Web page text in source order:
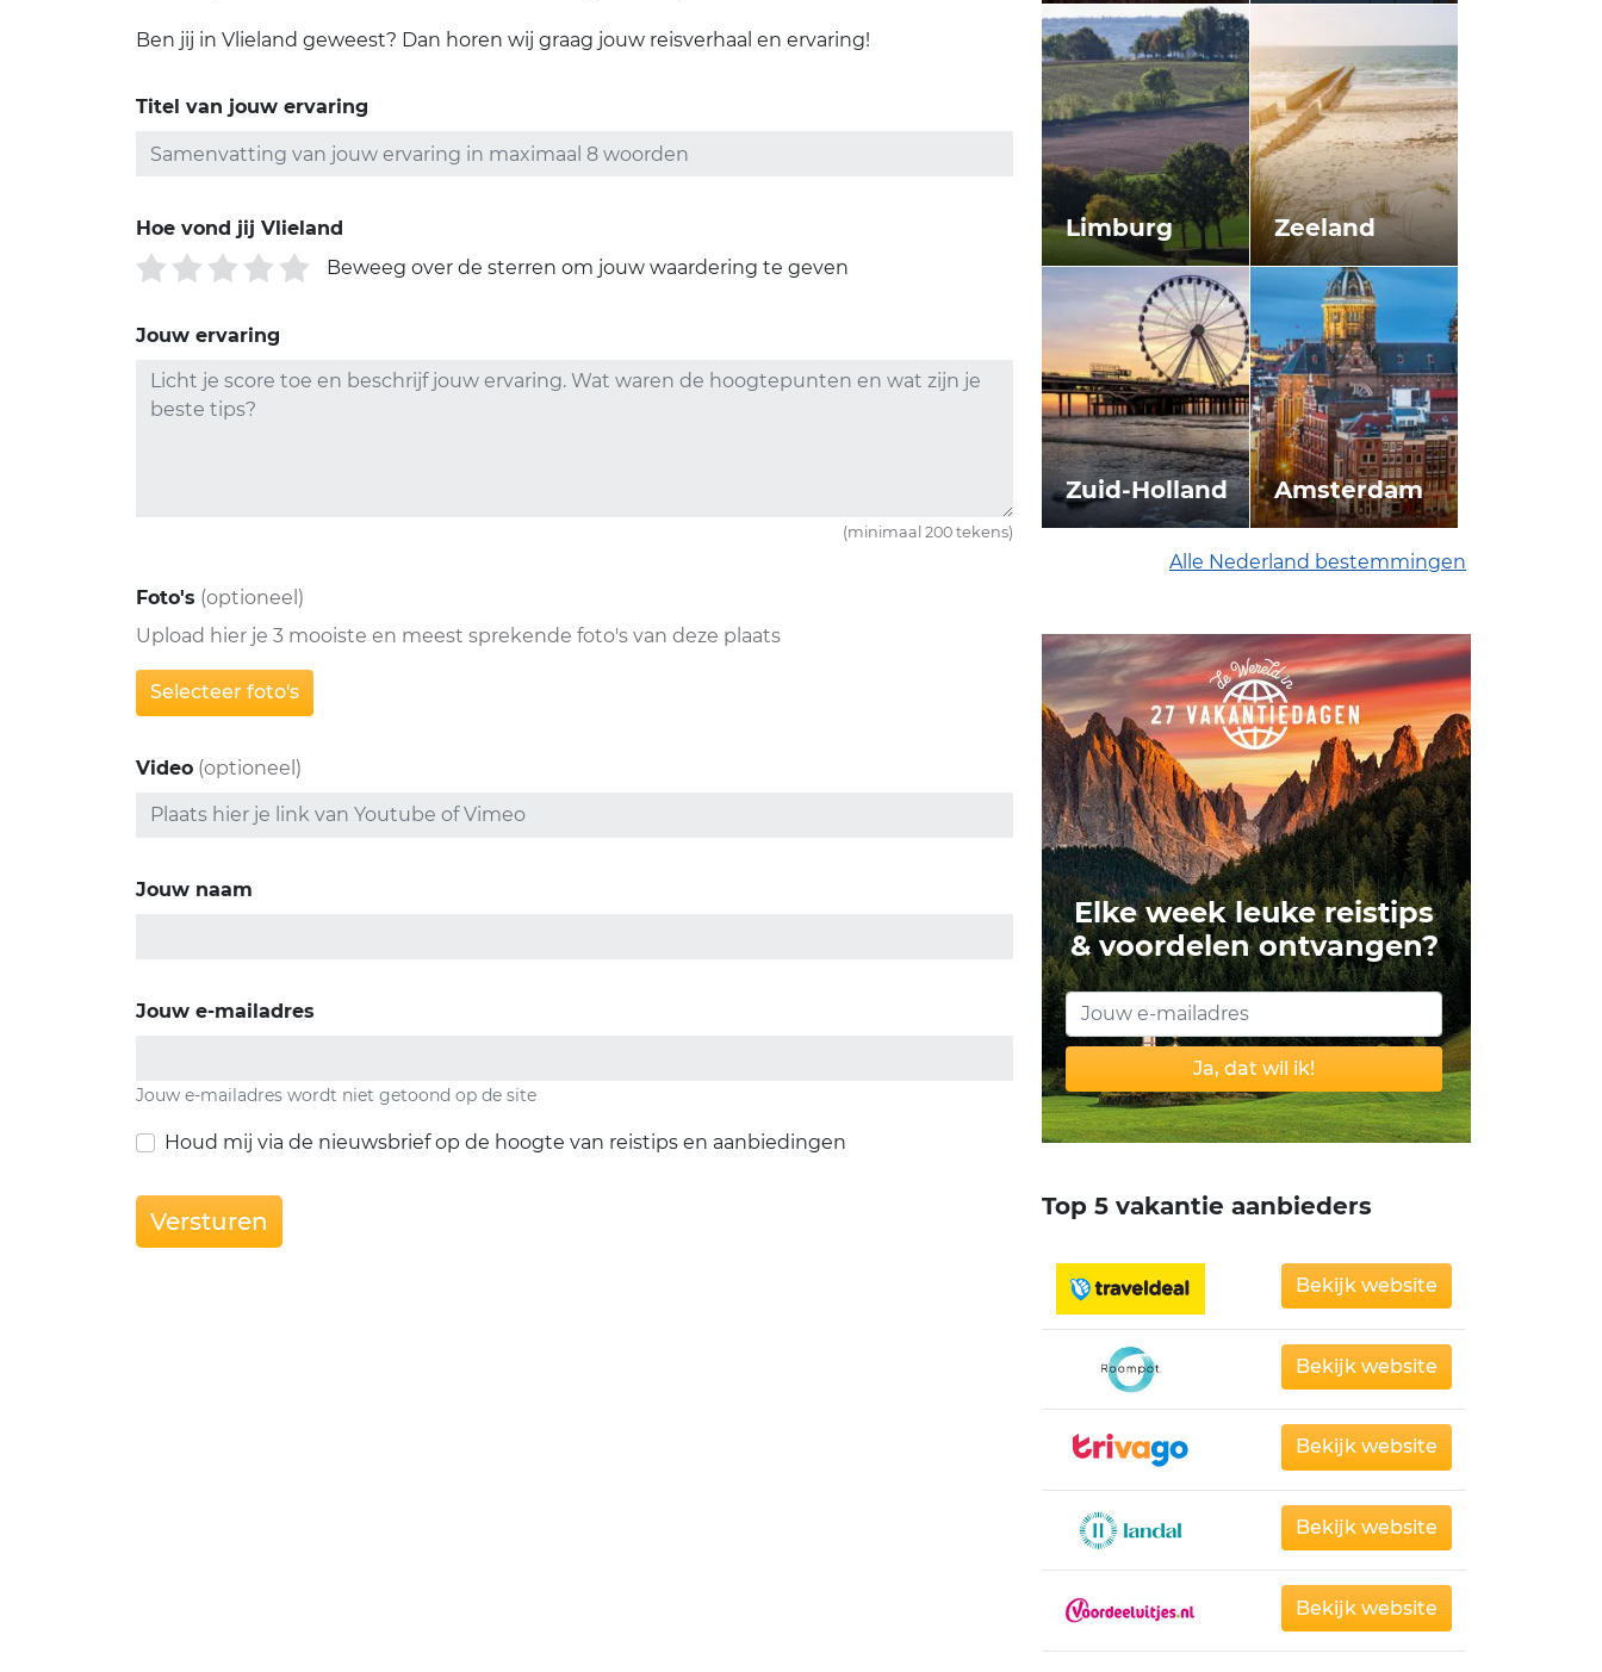
Ben jij in Vlieland geweest? Dan horen wij graag jouw reisverhaal en ervaring!
Titel van jouw ervaring
Hoe vond jij Vlieland
Beweeg over de sterren om jouw waardering te geven
Jouw ervaring
(minimaal 200 tekens)
Foto's (optioneel)
Upload hier je 3 mooiste en meest sprekende foto's van deze plaats
Selecteer foto's
Video (optioneel)
Jouw naam
Jouw e-mailadres
Jouw e-mailadres wordt niet getoond op de site
Houd mij via de nieuwsbrief op de hoogte van reistips en aanbiedingen
Versturen
Limburg Zeeland
Zuid-Holland Amsterdam
Alle Nederland bestemmingen
Elke week leuke reistips
& voordelen ontvangen?
Ja, dat wil ik!
Top 5 vakantie aanbieders
Bekijk website
Bekijk website
Bekijk website
Bekijk website
Bekijk website